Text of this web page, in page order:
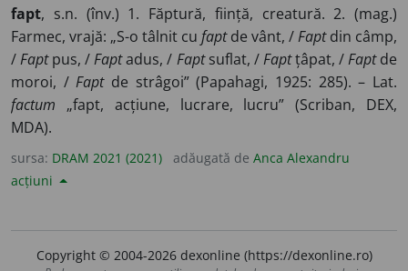
fapt, s.n. (înv.) 1. Făptură, ființă, creatură. 2. (mag.)
Farmec, vrajă: „S-o tâlnit cu faptde vânt, /Faptdin câmp,
/Faptpus, /Faptadus, / Faptsuflat, /Faptțâpat, /Faptde
moroi, /Faptde strâgoi” (Papahagi, 1925: 285). – Lat.
factum „fapt, acțiune, lucrare, lucru” (Scriban, DEX,
MDA).
sursa: DRAM 2021 (2021) adăugată de Anca Alexandru
acțiuni
Copyright © 2004-2026 dexonline (https://dexonline.ro)